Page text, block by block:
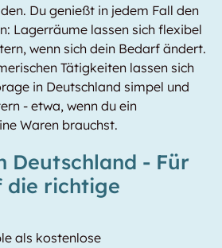
Du genießt in jedem Fall den
Lagerräume lassen sich flexibel
wenn sich dein Bedarf ändert.
Tätigkeiten lassen sich
in Deutschland simpel und
- etwa, wenn du ein
Waren brauchst.
Deutschland - Für
die richtige
als kostenlose